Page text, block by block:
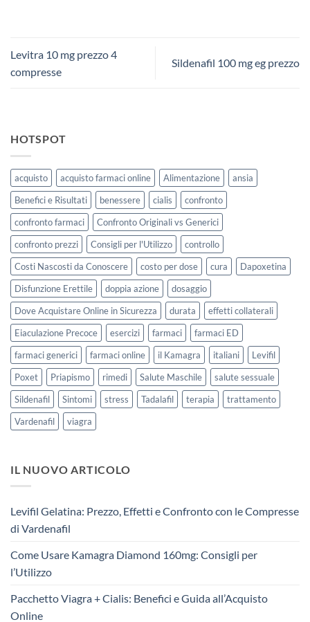
Levitra 10 mg prezzo 4
compresse
Sildenafil 100 mg eg prezzo
HOTSPOT
acquisto acquisto farmaci online Alimentazione
ansia
Benefici e Risultati
benessere cialis
confronto
confronto farmaci
Confronto Originali vs Generici
confronto prezzi
Consigli per l'Utilizzo
controllo
Costi Nascosti da Conoscere
costo per dose cura
Dapoxetina
Disfunzione Erettile
doppia azione
dosaggio
Dove Acquistare Online in Sicurezza
durata
effetti collaterali
Eiaculazione Precoce
esercizi farmaci
farmaci ED
farmaci generici
farmaci online il Kamagra italiani
Levifil
Poxet
Priapismo rimedi Salute Maschile
salute sessuale
Sildenafil
Sintomi stress Tadalafil terapia
trattamento
Vardenafil
viagra
IL NUOVO ARTICOLO
Levifil Gelatina: Prezzo, Effetti e Confronto con le Compresse
di Vardenafil
Come Usare Kamagra Diamond 160mg: Consigli per
l’Utilizzo
Pacchetto Viagra + Cialis: Benefici e Guida all’Acquisto
Online